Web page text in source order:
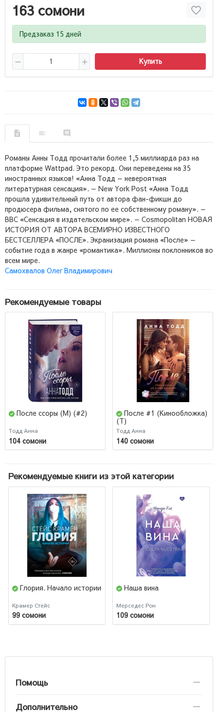
163 сомони
Предзаказ 15 дней
Купить
Романы Анны Тодд прочитали более 1,5 миллиарда раз на
платформе Wattpad. Это рекорд. Они переведены на 35
иностранных языков! «Анна Тодд — невероятная
литературная сенсация». — New York Post «Анна Тодд
прошла удивительный путь от автора фан-фикшн до
продюсера фильма, снятого по ее собственному роману». —
BBC «Сенсация в издательском мире». — Cosmopolitan НОВАЯ
ИСТОРИЯ ОТ АВТОРА ВСЕМИРНО ИЗВЕСТНОГО
БЕСТСЕЛЛЕРА «ПОСЛЕ». Экранизация романа «После» —
событие года в жанре «романтика». Миллионы поклонников во
всем мире.
Самохвалов Олег Владимирович
Рекомендуемые товары
После ссоры (М) (#2)
Тодд Анна
104 сомони
После #1 (Кинообложка)
(Т)
Тодд Анна
140 сомони
Рекомендуемые книги из этой категории
Глория. Начало истории
Крамер Стейс
99 сомони
Наша вина
Мерседес Рон
109 сомони
Помощь
Дополнительно